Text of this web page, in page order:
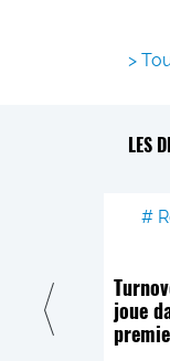
LES
joue